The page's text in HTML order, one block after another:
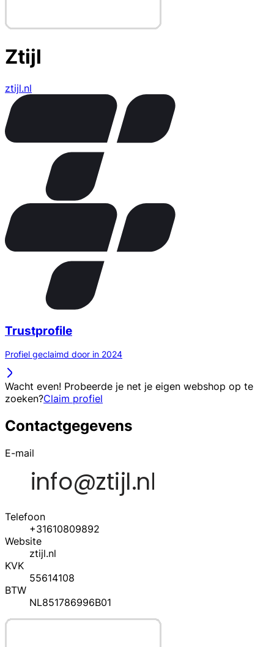
Ztijl
ztijl.nl
Trustprofile
Profiel geclaimd door in 2024
Wacht even! Probeerde je net je eigen webshop op te
zoeken?Claim profiel
Contactgegevens
E-mail
Telefoon
+31610809892
Website
ztijl.nl
KVK
55614108
BTW
NL851786996B01